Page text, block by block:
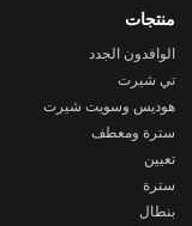
منتجات
الوافدون الجدد
تي شيرت
هوديس وسويت شيرت
سترة ومعطف
تعيين
سترة
بنطال